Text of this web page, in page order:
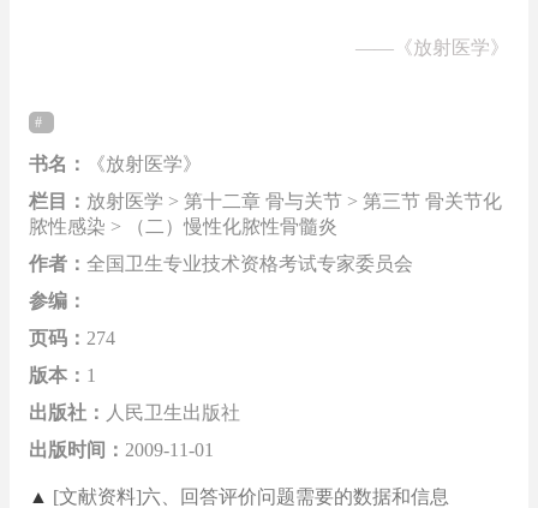
—— 《放射医学》
书名：
《放射医学》
栏目： 放射医学 > 第十二章 骨与关节 > 第三节 骨关节化
脓性感染 > （二）慢性化脓性骨髓炎
作者： 全国卫生专业技术资格考试专家委员会
参编：
页码： 274
版本： 1
出版社： 人民卫生出版社
出版时间： 2009-11-01
▲ [文献资料]六、回答评价问题需要的数据和信息